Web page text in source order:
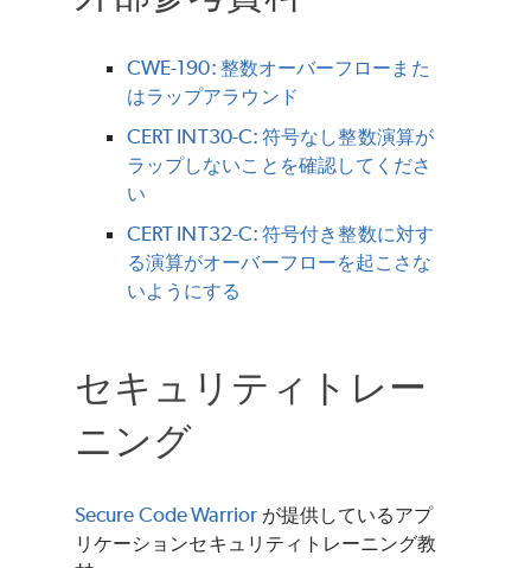
CWE-190: 整数オーバーフローまた
はラップアラウンド
CERT INT30-C: 符号なし整数演算が
ラップしないことを確認してくださ
い
CERT INT32-C: 符号付き整数に対す
る演算がオーバーフローを起こさな
いようにする
セキュリティトレー
ニング
Secure Code Warrior が提供しているアプ
リケーションセキュリティトレーニング教